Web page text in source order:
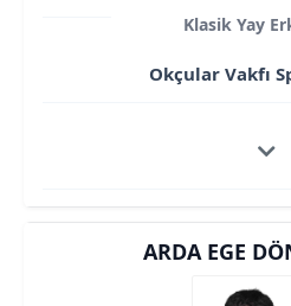
Klasik Yay
Okçular Vakfı
ARDA EGE